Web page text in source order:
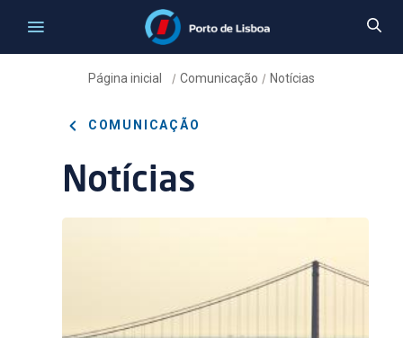
Página inicial / Comunicação / Notícias
COMUNICAÇÃO
Notícias